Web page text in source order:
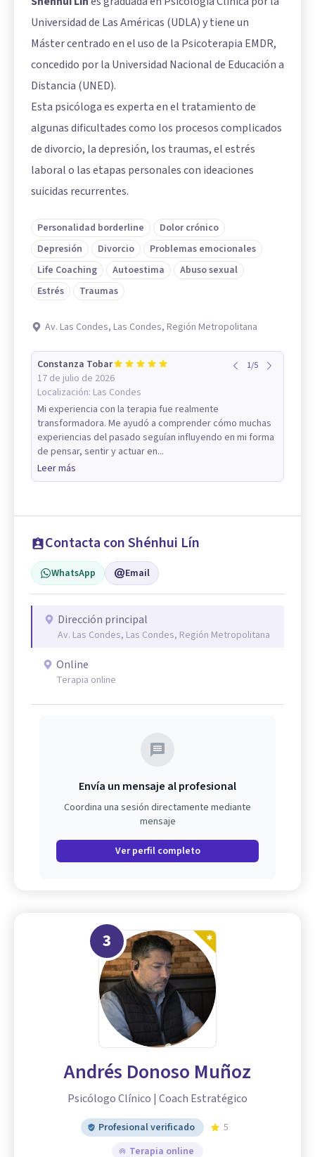
Universidad de Las Américas (UDLA) y tiene un
Máster centrado en el uso de la Psicoterapia EMDR,
concedido por la Universidad Nacional de Educación a
Distancia (UNED).
Esta psicóloga es experta en el tratamiento de
algunas dificultades como los procesos complicados
de divorcio, la depresión, los traumas, el estrés
laboral o las etapas personales con ideaciones
suicidas recurrentes.
Personalidad borderline
Dolor crónico
Depresión
Divorcio
Problemas emocionales
Life Coaching
Autoestima
Abuso sexual
Estrés
Traumas
Av. Las Condes, Las Condes, Región Metropolitana
Constanza Tobar
17 de julio de 2026
Localización: Las Condes
1/5
Mi experiencia con la terapia fue realmente
transformadora. Me ayudó a comprender cómo muchas
experiencias del pasado seguían influyendo en mi forma
de pensar, sentir y actuar en...
Leer más
Contacta con Shénhui Lín
WhatsApp Email
Dirección principal
Av. Las Condes, Las Condes, Región Metropolitana
Online
Terapia online
Envía un mensaje al profesional
Coordina una sesión directamente mediante
mensaje
Ver perfil completo
3
Andrés Donoso Muñoz
Psicólogo Clínico | Coach Estratégico
Profesional verificado
5
Terapia online